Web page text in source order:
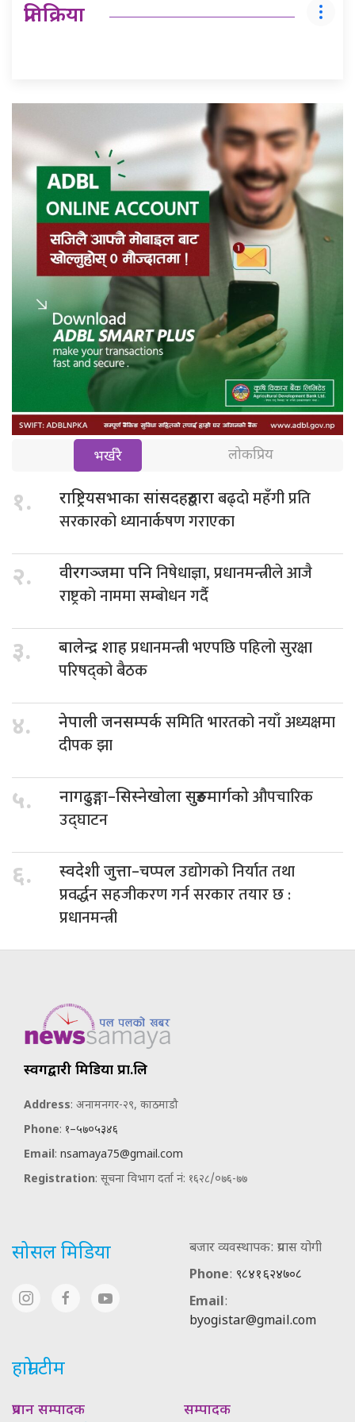
प्रतिक्रिया
भर्खरै लोकप्रिय
१. राष्ट्रियसभाका सांसदहरुद्वाराबढ्दो महँगी प्रति
सरकारको ध्यानार्कषण गराएका
२. वीरगञ्जमा पनिनिषेधाज्ञा, प्रधानमन्त्रीले आजै
राष्ट्रको नाममा सम्बोधन गर्दै
३. बालेन्द्र शाहप्रधानमन्त्री भएपछि पहिलो सुरक्षा
परिषद्को बैठक
४. नेपाली जनसम्पर्कसमिति भारतको नयाँ अध्यक्षमा
दीपक झा
५. नागढुङ्गा–सिस्नेखोला सुरुङमार्गकोऔपचारिक
उद्घाटन
६. स्वदेशी जुत्ता–चप्पलउद्योगको निर्यात तथा
प्रवर्द्धन सहजीकरण गर्न सरकार तयार छ :
प्रधानमन्त्री
स्वर्गद्वारी मिडिया प्रा.लि
Address: अनामनगर-२९, काठमाडौ
Phone: १–५७०५३४६
Email: nsamaya75@gmail.com
Registration: सूचना विभाग दर्ता नं: १६२८/०७६-७७
सोसल मिडिया
बजार व्यवस्थापक: प्रयास योगी
Phone: ९८४१६२४७०८
Email:
byogistar@gmail.com
हाम्रो टीम
प्रधान सम्पादक
सम्पादक